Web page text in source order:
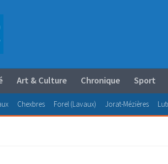
Art & Culture Chronique Sport
Chexbres Forel (Lavaux) Jorat-Mézières